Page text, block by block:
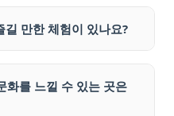
만한 체험이 있나요?
화를 느낄 수 있는 곳은